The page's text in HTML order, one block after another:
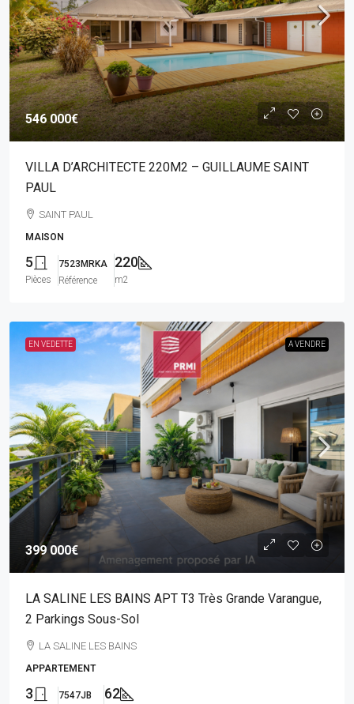
546 000€
VILLA D’ARCHITECTE 220M2 – GUILLAUME SAINT
PAUL
SAINT PAUL
MAISON
5
Pièces
7523MRKA
Référence
220
m2
EN VEDETTE A VENDRE
399 000€
LA SALINE LES BAINS APT T3 Très Grande Varangue,
2 Parkings Sous-Sol
LA SALINE LES BAINS
APPARTEMENT
3
7547JB
62